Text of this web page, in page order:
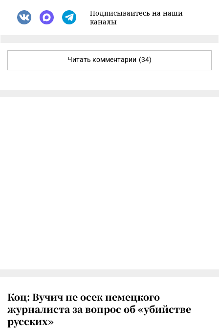
Подписывайтесь на наши
каналы
Читать комментарии (34)
Коц: Вучич не осек немецкого
журналиста за вопрос об «убийстве
русских»